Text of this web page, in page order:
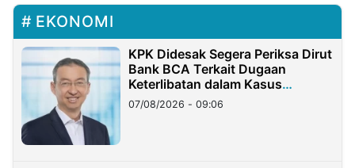
EKONOMI
KPK Didesak Segera Periksa Dirut
Bank BCA Terkait Dugaan
Keterlibatan dalam Kasus
Hilangnya Dana Nasabah Rp2,58
Miliar
07/08/2026 - 09:06